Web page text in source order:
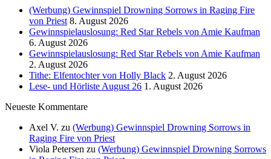
(Werbung) Gewinnspiel Drowning Sorrows in Raging Fire
von Priest 8. August 2026
Gewinnspielauslosung: Red Star Rebels von Amie Kaufman
6. August 2026
Gewinnspielauslosung: Red Star Rebels von Amie Kaufman
2. August 2026
Tithe: Elfentochter von Holly Black 2. August 2026
Lese- und Hörliste August 26 1. August 2026
Neueste Kommentare
Axel V. zu (Werbung) Gewinnspiel Drowning Sorrows in
Raging Fire von Priest
Viola Petersen zu (Werbung) Gewinnspiel Drowning Sorrows